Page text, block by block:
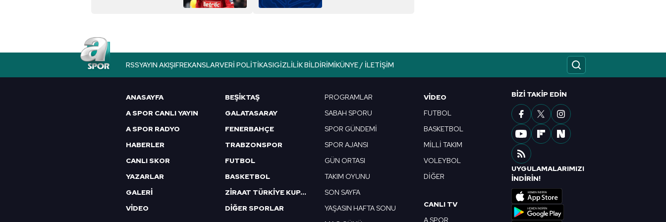
mevzuata uygun olarak kullanılan çerezlerle ilgili bilgi almak için lütfen
tıklayınız
RSSYAYIN AKIŞIFREKANSLARVERI POLITIKASIGIZLILIK BILDIRIMIKÜNYE / İLETIŞIM
ANASAYFA
A SPOR CANLI YAYIN
A SPOR RADYO
HABERLER
CANLI SKOR
YAZARLAR
GALERİ
VİDEO
BEŞİKTAŞ
GALATASARAY
FENERBAHÇE
TRABZONSPOR
FUTBOL
BASKETBOL
ZİRAAT TÜRKİYE KUPASI
DİĞER SPORLAR
PROGRAMLAR
SABAH SPORU
SPOR GÜNDEMİ
SPOR AJANSI
GÜN ORTASI
TAKIM OYUNU
SON SAYFA
YAŞASIN HAFTA SONU
VIDEO
FUTBOL
BASKETBOL
MİLLİ TAKIM
VOLEYBOL
DİĞER
CANLI TV
A SPOR
BIZI TAKIP EDIN
UYGULAMALARIMIZI
İNDİRİN!